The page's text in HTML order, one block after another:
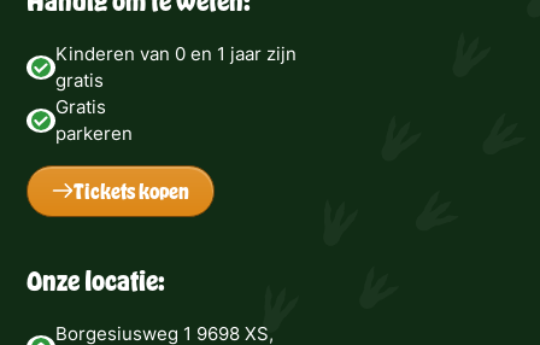
Kinderen van 0 en 1 jaar zijn
gratis
Gratis
parkeren
Tickets kopen
Onze locatie:
Borgesiusweg 1 9698 XS,